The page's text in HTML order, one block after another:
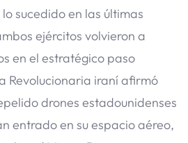
sucedido en las últimas
ejércitos volvieron a
en el estratégico paso
Revolucionaria iraní afirmó
drones estadounidenses
entrado en su espacio aéreo,